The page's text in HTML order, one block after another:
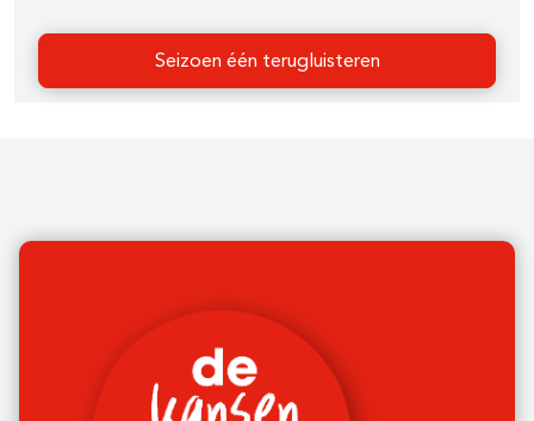
Seizoen één terugluisteren